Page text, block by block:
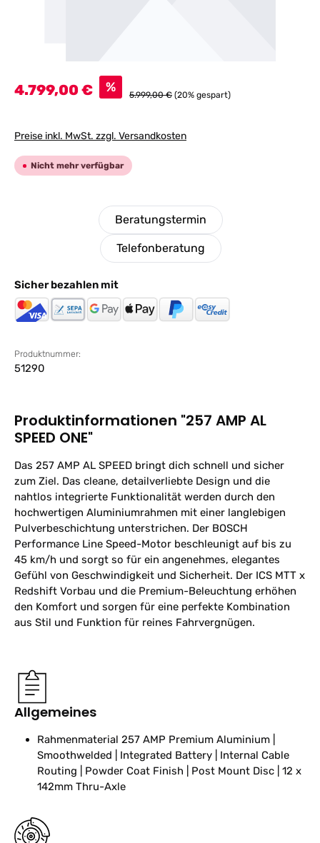
Verkaufspreis:
4.799,00 € % Regulärer Preis:
5.999,00 € (20% gespart)
Preise inkl. MwSt. zzgl. Versandkosten
Nicht mehr verfügbar
Beratungstermin
Telefonberatung
Sicher bezahlen mit
Produktnummer:
51290
Produktinformationen "257 AMP AL
SPEED ONE"
Das 257 AMP AL SPEED bringt dich schnell und sicher
zum Ziel. Das cleane, detailverliebte Design und die
nahtlos integrierte Funktionalität werden durch den
hochwertigen Aluminiumrahmen mit einer langlebigen
Pulverbeschichtung unterstrichen. Der BOSCH
Performance Line Speed-Motor beschleunigt auf bis zu
45 km/h und sorgt so für ein angenehmes, elegantes
Gefühl von Geschwindigkeit und Sicherheit. Der ICS MTT x
Redshift Vorbau und die Premium-Beleuchtung erhöhen
den Komfort und sorgen für eine perfekte Kombination
aus Stil und Funktion für reines Fahrvergnügen.
Allgemeines
Rahmenmaterial 257 AMP Premium Aluminium |
Smoothwelded | Integrated Battery | Internal Cable
Routing | Powder Coat Finish | Post Mount Disc | 12 x
142mm Thru-Axle